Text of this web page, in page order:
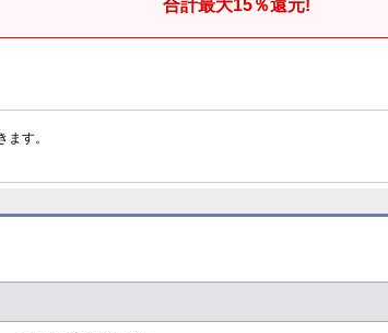
合計最大15％還元!
す。